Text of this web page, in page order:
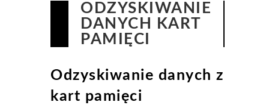
ODZYSKIWANIE
DANYCH KART
PAMIĘCI
Odzyskiwanie danych z
kart pamięci